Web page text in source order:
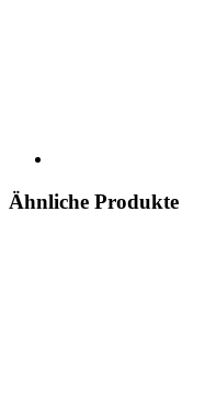
Ähnliche Produkte